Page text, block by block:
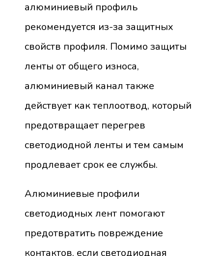
алюминиевый профиль
рекомендуется из-за защитных
свойств профиля. Помимо защиты
ленты от общего износа,
алюминиевый канал также
действует как теплоотвод, который
предотвращает перегрев
светодиодной ленты и тем самым
продлевает срок ее службы.
Алюминиевые профили
светодиодных лент помогают
предотвратить повреждение
контактов, если светодиодная